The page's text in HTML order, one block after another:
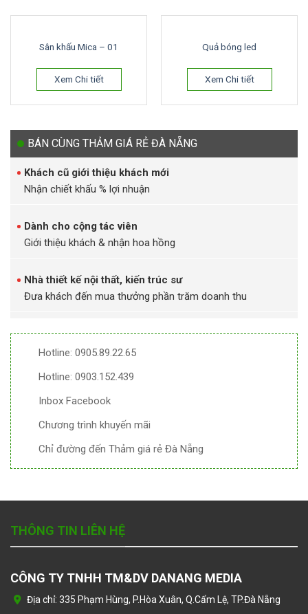
Sân khấu Mica – 01
Xem Chi tiết
Quả bóng led
Xem Chi tiết
BÁN CÙNG THẢM GIÁ RẺ ĐÀ NẴNG
Khách cũ giới thiệu khách mới
Nhận chiết khấu % lợi nhuận
Dành cho cộng tác viên
Giới thiệu khách & nhận hoa hồng
Nhà thiết kế nội thất, kiến trúc sư
Đưa khách đến mua thưởng phần trăm doanh thu
Hotline: 0905.89.22.65
Hotline: 0903.152.439
Inbox Facebook
Chương trình khuyến mãi
Chỉ đường đến Thảm giá rẻ Đà Nẵng
THÔNG TIN LIÊN HỆ
CÔNG TY TNHH TM&DV DANANG MEDIA
Địa chỉ: 335 Phạm Hùng, P.Hòa Xuân, Q.Cẩm Lệ, TP.Đà Nẵng